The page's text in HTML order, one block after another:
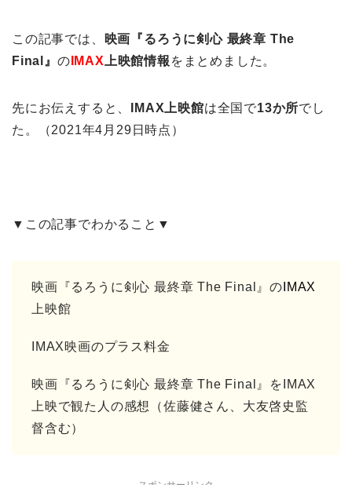
この記事では、
映画『るろうに剣心 最終章 The
Final』 の IMAX 上映館情報 をまとめました。
先にお伝えすると、 IMAX上映館は全国で13か所でし
た。（2021年4月29日時点）
▼この記事でわかること▼
映画『るろうに剣心 最終章 The Final』の IMAX
上映館
IMAX映画のプラス料金
映画『るろうに剣心 最終章 The Final』をIMAX
上映で観た人の感想（佐藤健さん、大友啓史監
督含む）